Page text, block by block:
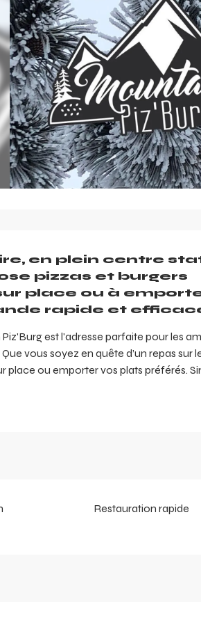
en plein centre
pizzas et burgers
place ou à
rapide et
est l'adresse parfaite pour les
vous soyez en quête d’un repas sur
ou emporter vos plats préférés.
Restauration rapide